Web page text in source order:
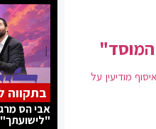
המוסד"
מודיעין על
בתקווה
אבי הס
"לישועתך"